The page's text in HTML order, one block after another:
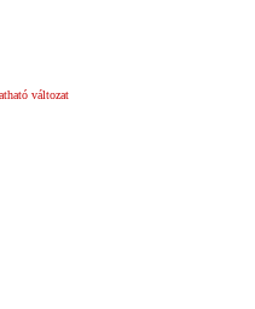
változat